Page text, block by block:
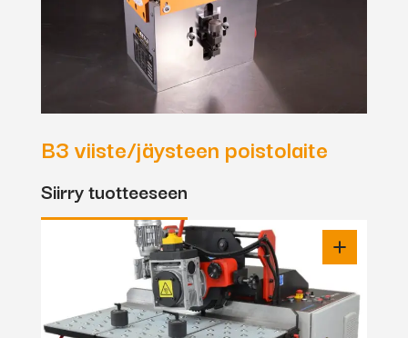
B3 viiste/jäysteen poistolaite
Siirry tuotteeseen